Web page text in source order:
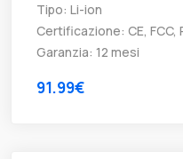
Tipo: Li-ion
Certificazione: CE, FCC,
Garanzia: 12 mesi
91.99€